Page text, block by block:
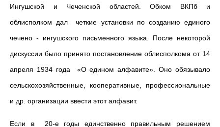
Ингушской и Чеченской областей. Обком ВКПб и
облисполком дал четкие установки по созданию единого
чече­но - ингушского письменного языка. После некоторой
дискуссии было принято постановление облисполкома от 14
апреля 1934 года «О едином алфавите». Оно обязывало
сельскохозяйственные, кооперативные, профессиональные
и др. организации ввести этот алфавит.
Если в 20-е годы единственно правильным решением